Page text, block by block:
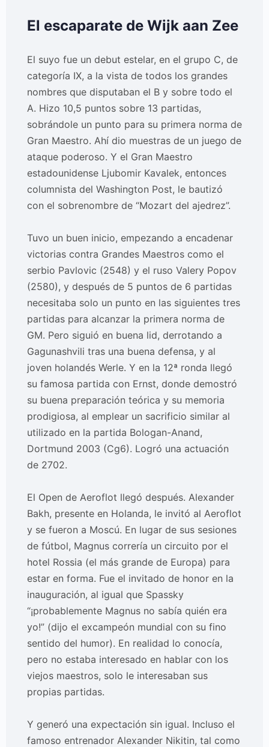
El escaparate de Wijk aan Zee
El suyo fue un debut estelar, en el grupo C, de
categoría IX, a la vista de todos los grandes
nombres que disputaban el B y sobre todo el
A. Hizo 10,5 puntos sobre 13 partidas,
sobrándole un punto para su primera norma de
Gran Maestro. Ahí dio muestras de un juego de
ataque poderoso. Y el Gran Maestro
estadounidense Ljubomir Kavalek, entonces
columnista del Washington Post, le bautizó
con el sobrenombre de “Mozart del ajedrez”.
Tuvo un buen inicio, empezando a encadenar
victorias contra Grandes Maestros como el
serbio Pavlovic (2548) y el ruso Valery Popov
(2580), y después de 5 puntos de 6 partidas
necesitaba solo un punto en las siguientes tres
partidas para alcanzar la primera norma de
GM. Pero siguió en buena lid, derrotando a
Gagunashvili tras una buena defensa, y al
joven holandés Werle. Y en la 12ª ronda llegó
su famosa partida con Ernst, donde demostró
su buena preparación teórica y su memoria
prodigiosa, al emplear un sacrificio similar al
utilizado en la partida Bologan-Anand,
Dortmund 2003 (Cg6). Logró una actuación
de 2702.
El Open de Aeroflot llegó después. Alexander
Bakh, presente en Holanda, le invitó al Aeroflot
y se fueron a Moscú. En lugar de sus sesiones
de fútbol, Magnus correría un circuito por el
hotel Rossia (el más grande de Europa) para
estar en forma. Fue el invitado de honor en la
inauguración, al igual que Spassky
“¡probablemente Magnus no sabía quién era
yo!” (dijo el excampeón mundial con su fino
sentido del humor). En realidad lo conocía,
pero no estaba interesado en hablar con los
viejos maestros, solo le interesaban sus
propias partidas.
Y generó una expectación sin igual. Incluso el
famoso entrenador Alexander Nikitin, tal como